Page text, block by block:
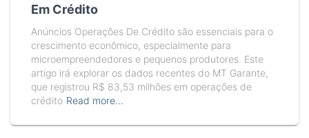
Em Crédito
Anúncios Operações De Crédito são essenciais para o
crescimento econômico, especialmente para
microempreendedores e pequenos produtores. Este
artigo irá explorar os dados recentes do MT Garante,
que registrou R$ 83,53 milhões em operações de
crédito Read more…